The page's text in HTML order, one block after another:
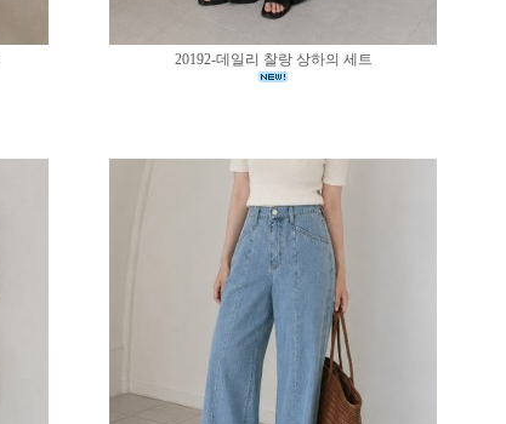
20192-데일리 찰랑 상하의 세트